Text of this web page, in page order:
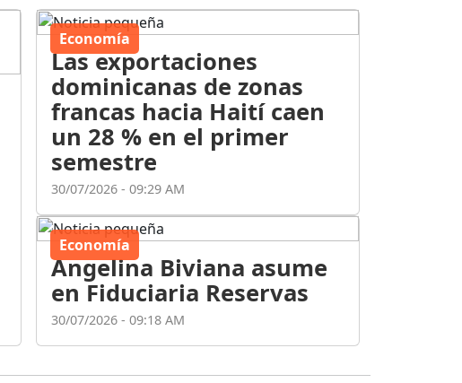
Economía
Las exportaciones
dominicanas de zonas
francas hacia Haití caen
un 28 % en el primer
semestre
30/07/2026 - 09:29 AM
Economía
Angelina Biviana asume
en Fiduciaria Reservas
30/07/2026 - 09:18 AM